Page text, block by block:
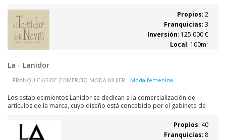
sus expectativas. Qué ofrece el concepto de El Tocador de la Novia: La
oferta de El...
Propios: 2
Franquicias: 3
Inversión: 125.000 €
Local: 100m²
La - Lanidor
FRANQUICIAS DE COMERCIO MODA MUJER - Moda femenina
Los establecimientos Lanidor se dedican a la comercialización de
artículos de la marca, cuyo diseño está concebido por el gabinete de
internacional que se adapta permanentemente a los cambios del
mercado para poder ofertar a su...
Propios: 40
Franquicias: 8